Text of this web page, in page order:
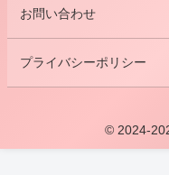
お問い合わせ
プライバシーポリシー
© 2024-